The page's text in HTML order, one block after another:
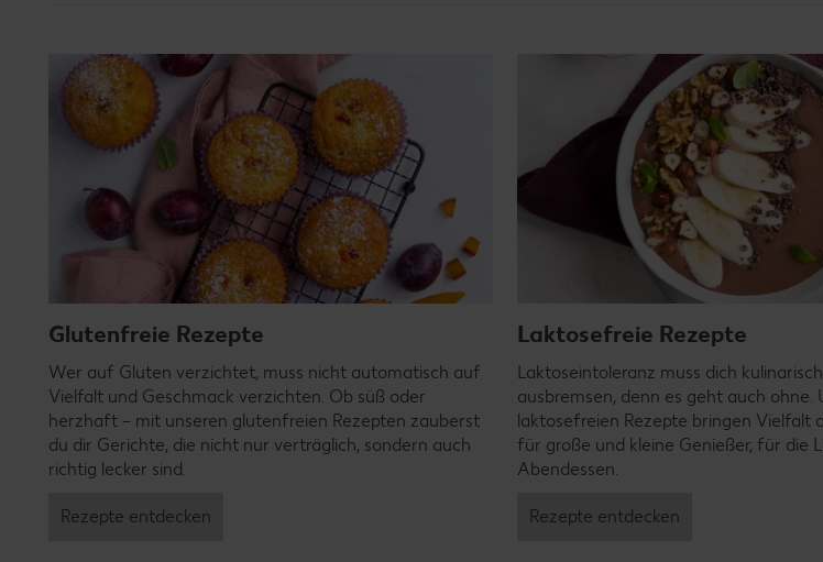
Glutenfreie Rezepte
Wer auf Gluten verzichtet, muss nicht automatisch auf
Vielfalt und Geschmack verzichten. Ob süß oder
herzhaft – mit unseren glutenfreien Rezepten zauberst
du dir Gerichte, die nicht nur verträglich, sondern auch
richtig lecker sind.
Rezepte entdecken
Laktosefreie Rezepte
Laktoseintoleranz muss dich
ausbremsen, denn es geht auch ohne.
laktosefreien Rezepte bringen Vielfalt
für große und kleine Genießer, für die
Abendessen.
Rezepte entdecken